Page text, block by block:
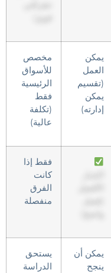
يمكن
العمل
(تقسيم
يمكن
إدارته)
مخصص
للأسواق
الرئيسية
فقط
(تكلفة
عالية)
فقط إذا
كانت
الفرق
منفصلة
يمكن أن
ينجح
يستحق
الدراسة